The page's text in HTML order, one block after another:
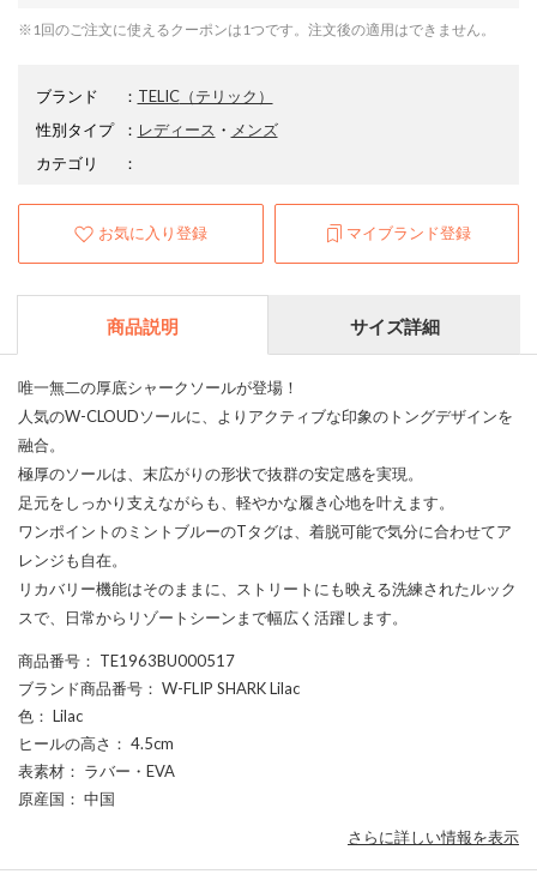
※1回のご注文に使えるクーポンは1つです。注文後の適用はできません。
ブランド ： TELIC（テリック）
性別タイプ
： レディース ・ メンズ
カテゴリ
：
お気に入り登録 マイブランド登録
商品説明 サイズ詳細
唯一無二の厚底シャークソールが登場！
人気のW-CLOUDソールに、よりアクティブな印象のトングデザインを
融合。
極厚のソールは、末広がりの形状で抜群の安定感を実現。
足元をしっかり支えながらも、軽やかな履き心地を叶えます。
ワンポイントのミントブルーのTタグは、着脱可能で気分に合わせてア
レンジも自在。
リカバリー機能はそのままに、ストリートにも映える洗練されたルック
スで、日常からリゾートシーンまで幅広く活躍します。
商品番号 ： TE1963BU000517
ブランド商品番号 ： W-FLIP SHARK Lilac
色 ： Lilac
ヒールの高さ ： 4.5cm
表素材 ： ラバー・EVA
原産国 ： 中国
さらに詳しい情報を表示